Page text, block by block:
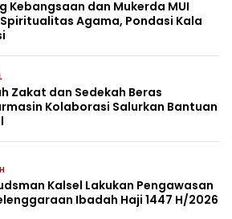
Kebangsaan dan Mukerda MUI
Agama, Pondasi Kala
Zakat dan Sedekah Beras
Kolaborasi Salurkan Bantuan
Kalsel Lakukan Pengawasan
Ibadah Haji 1447 H/2026